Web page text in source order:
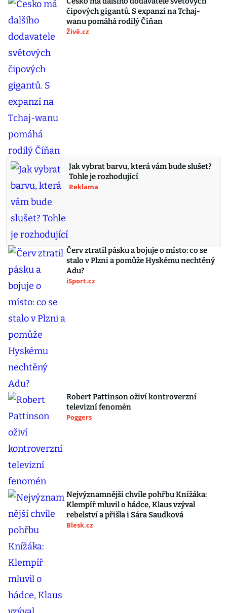
čipových gigantů. S expanzí na Tchaj-
wanu pomáhá rodilý Číňan
Živě.cz
Jak vybrat barvu, která vám bude slušet?
Tohle je rozhodující
Reklama
Červ ztratil pásku a bojuje o místo: co se
stalo v Plzni a pomůže Hyskému nechtěný
Adu?
iSport.cz
Robert Pattinson oživí kontroverzní
televizní fenomén
Poggers
Nejvýznamnější chvíle pohřbu Knížáka:
Klempíř mluvil o hádce, Klaus vzýval
rebelství a přišla i Sára Saudková
Blesk.cz